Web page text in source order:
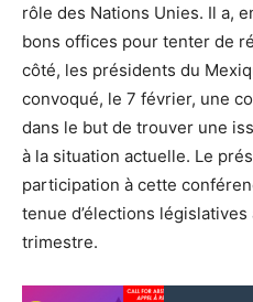
rôle des Nations Unies. Il a,
bons offices pour tenter de
côté, les présidents du
convoqué, le 7 février, une
dans le but de trouver une
à la situation actuelle. Le
participation à cette
tenue d’élections
trimestre.